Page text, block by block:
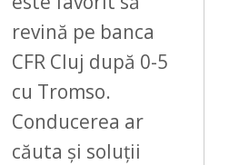
revină pe banca
CFR Cluj după 0-5
cu Tromso.
Conducerea ar
căuta și soluții